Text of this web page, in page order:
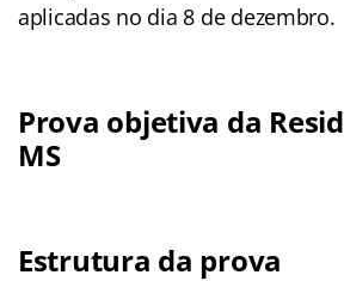
aplicadas no dia 8 de dezembro.
Prova objetiva da
MS
Estrutura da prova